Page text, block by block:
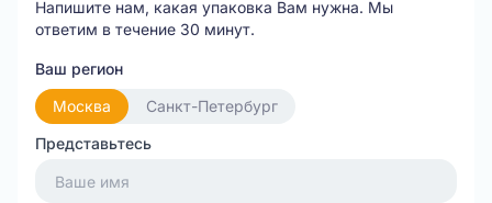
Напишите нам, какая упаковка Вам нужна. Мы
ответим в течение 30 минут.
Ваш регион
Москва
Санкт-Петербург
Представьтесь